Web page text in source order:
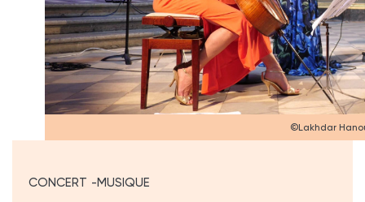
©Lakhdar
CONCERT MUSIQUE